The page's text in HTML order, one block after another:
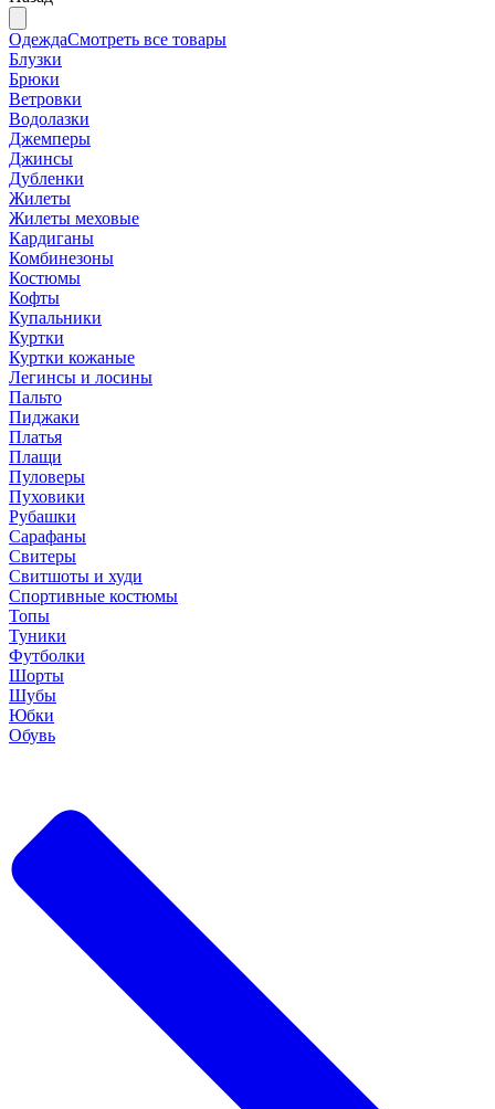
ОдеждаСмотреть все товары
Блузки
Брюки
Ветровки
Водолазки
Джемперы
Джинсы
Дубленки
Жилеты
Жилеты меховые
Кардиганы
Комбинезоны
Костюмы
Кофты
Купальники
Куртки
Куртки кожаные
Легинсы и лосины
Пальто
Пиджаки
Платья
Плащи
Пуловеры
Пуховики
Рубашки
Сарафаны
Свитеры
Свитшоты и худи
Спортивные костюмы
Топы
Туники
Футболки
Шорты
Шубы
Юбки
Обувь